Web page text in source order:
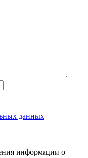
данных
информации о